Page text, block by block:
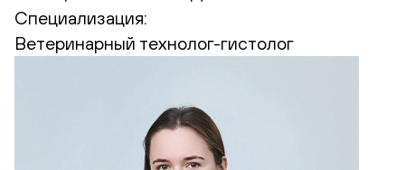
Специализация:
Ветеринарный технолог-гистолог